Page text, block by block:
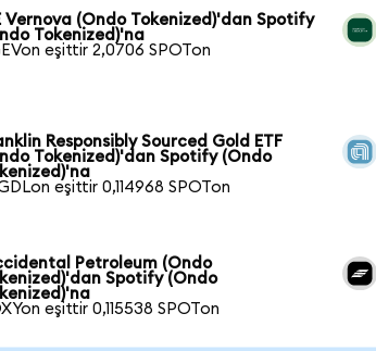
Vernova (Ondo Tokenized)'dan Spotify
Tokenized)'na
eşittir 2,0706 SPOTon
Responsibly Sourced Gold ETF
Tokenized)'dan Spotify (Ondo
eşittir 0,114968 SPOTon
Petroleum (Ondo
Spotify (Ondo
eşittir 0,115538 SPOTon